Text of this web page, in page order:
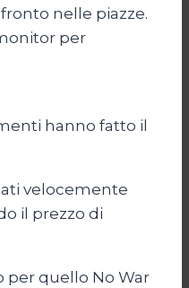
nelle piazze.
per
hanno fatto il
velocemente
il prezzo di
per quello No War